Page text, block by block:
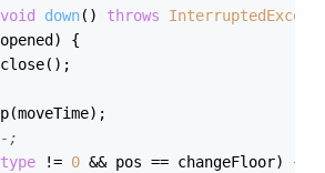
void down() throws
{
;
type != 0 && pos == changeFloor) {